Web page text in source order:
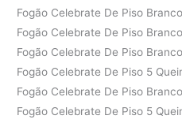
Fogão Celebrate De Piso
Fogão Celebrate De Piso
Fogão Celebrate De Piso
Fogão Celebrate De Piso 5
Fogão Celebrate De Piso
Fogão Celebrate De Piso 5